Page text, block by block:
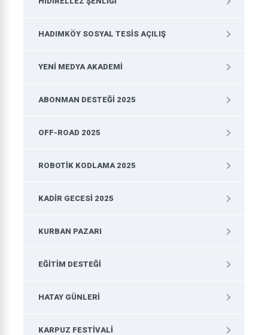
HADIMKÖY SOSYAL TESIS AÇILIŞ
YENI MEDYA AKADEMI
ABONMAN DESTEĞI 2025
OFF-ROAD 2025
ROBOTIK KODLAMA 2025
KADIR GECESI 2025
KURBAN PAZARI
EĞITIM DESTEĞI
HATAY GÜNLERI
KARPUZ FESTIVALI